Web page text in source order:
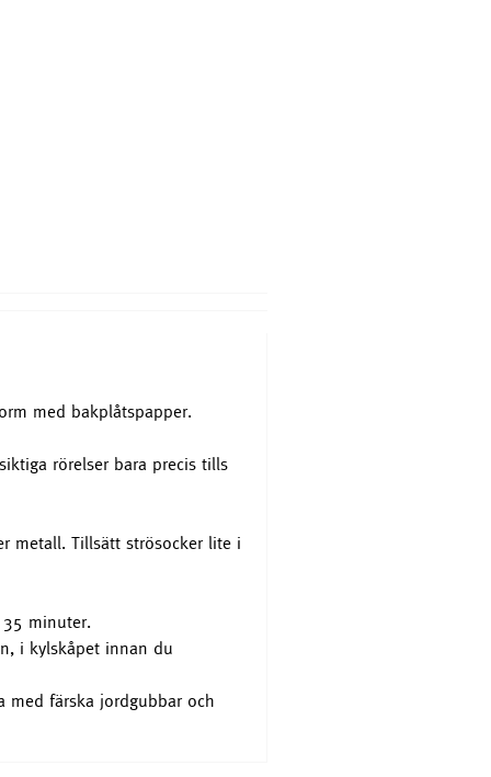
med bakplåtspapper.
rörelser bara precis tills
metall. Tillsätt strösocker lite i
minuter.
i kylskåpet innan du
med färska jordgubbar och